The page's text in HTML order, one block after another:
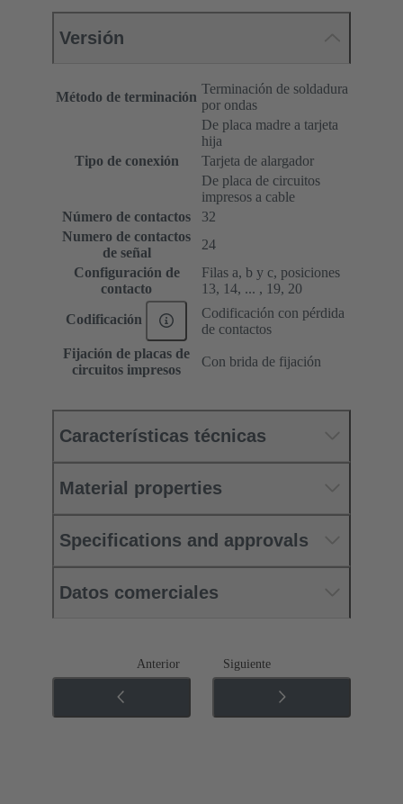
Versión
Método de terminación
Terminación de soldadura
por ondas
Tipo de conexión
De placa madre a tarjeta
hija
Tarjeta de alargador
De placa de circuitos
impresos a cable
Número de contactos
32
Numero de contactos
de señal
24
Configuración de
contacto
Filas a, b y c, posiciones
13, 14, ... , 19, 20
Codificación
Codificación con pérdida
de contactos
Fijación de placas de
circuitos impresos
Con brida de fijación
Características técnicas
Material properties
Specifications and approvals
Datos comerciales
Anterior Siguiente